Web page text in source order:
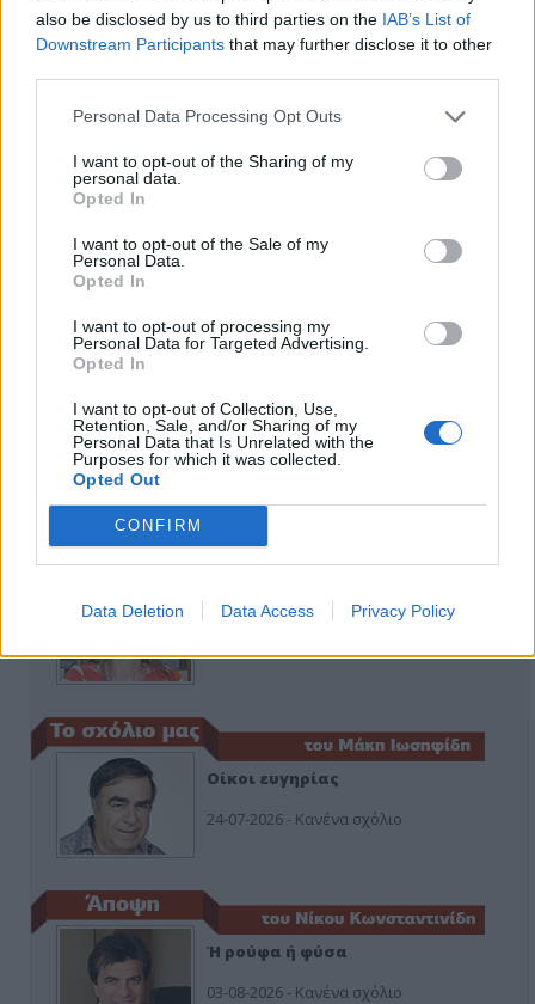
also be disclosed by us to third parties on the IAB’s List of
Downstream Participants that may further disclose it to other
Personal Data Processing Opt Outs
I want to opt-out of the Sharing of my
personal data.
Opted In
I want to opt-out of the Sale of my
Personal Data.
Opted In
I want to opt-out of processing my
Personal Data for Targeted Advertising.
Opted In
I want to opt-out of Collection, Use,
Retention, Sale, and/or Sharing of my
Personal Data that Is Unrelated with the
Purposes for which it was collected.
Opted Out
CONFIRM
Data Deletion Data Access Privacy Policy
ΑΠΟΨΕΙΣ
Εδώ Παππάς, εκεί Παππάς, που είναι
26-07-2026 - Κανένα σχόλιο
Κιλκίς προς Χατζηδάκη: Στηρίξτε
εμπράκτως την περιφέρεια – μειώσ…
Να αποσυρθεί. Χθες.
Οίκοι ευγηρίας
24-07-2026 - Κανένα σχόλιο
Ή ρούφα ή φύσα
03-08-2026 - Κανένα σχόλιο